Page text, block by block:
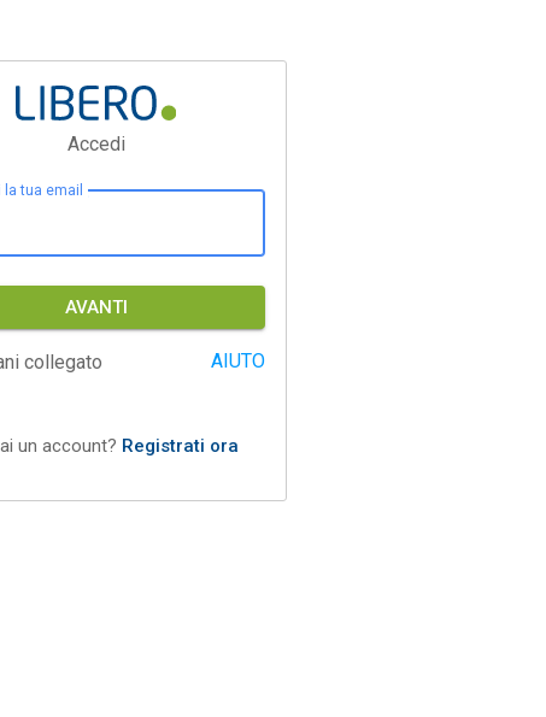
Accedi
la tua email
AVANTI
collegato AIUTO
un account? Registrati ora